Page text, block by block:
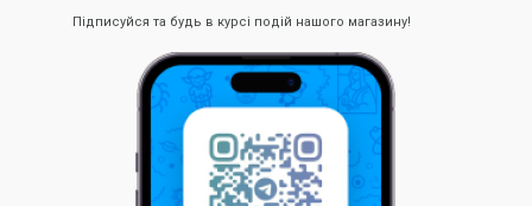
Підписуйся та будь в курсі подій нашого магазину!